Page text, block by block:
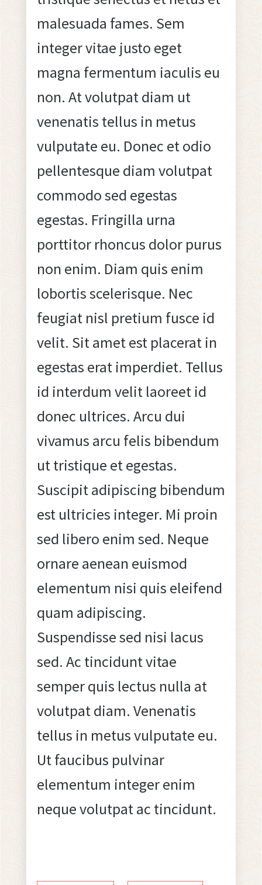
malesuada fames. Sem
integer vitae justo eget
magna fermentum iaculis eu
non. At volutpat diam ut
venenatis tellus in metus
vulputate eu. Donec et odio
pellentesque diam volutpat
commodo sed egestas
egestas. Fringilla urna
porttitor rhoncus dolor purus
non enim. Diam quis enim
lobortis scelerisque. Nec
feugiat nisl pretium fusce id
velit. Sit amet est placerat in
egestas erat imperdiet. Tellus
id interdum velit laoreet id
donec ultrices. Arcu dui
vivamus arcu felis bibendum
ut tristique et egestas.
Suscipit adipiscing bibendum
est ultricies integer. Mi proin
sed libero enim sed. Neque
ornare aenean euismod
elementum nisi quis eleifend
quam adipiscing.
Suspendisse sed nisi lacus
sed. Ac tincidunt vitae
semper quis lectus nulla at
volutpat diam. Venenatis
tellus in metus vulputate eu.
Ut faucibus pulvinar
elementum integer enim
neque volutpat ac tincidunt.